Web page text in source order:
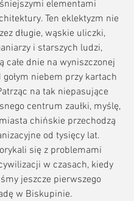
elementami
Ten eklektyzm nie
długie, wąskie uliczki,
i starszych ludzi,
całe dnie na wyniszczonej
gołym niebem przy kartach
na tak niepasujące
centrum zaułki, myślę,
chińskie przechodzą
od tysięcy lat.
się z problemami
w czasach, kiedy
jeszcze pierwszego
w Biskupinie.